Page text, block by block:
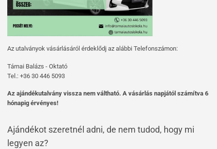
Az utalványok vásárlásáról érdeklődj az alábbi Telefonszámon:
Tárnai Balázs - Oktató
Tel.: +36 30 446 5093
Az ajándékutalvány vissza nem váltható. A vásárlás napjától számítva 6
hónapig érvényes!
Ajándékot szeretnél adni, de nem tudod, hogy mi
legyen az?